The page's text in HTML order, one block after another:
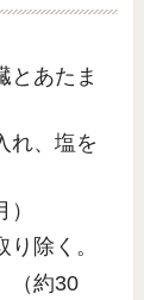
とあたま
れ、塩を
除く。
（約30